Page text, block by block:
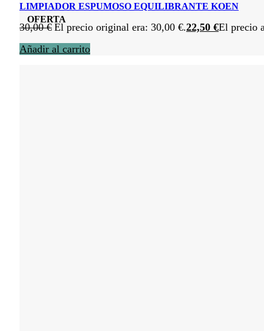
OFERTA
LIMPIADOR ESPUMOSO EQUILIBRANTE KOEN
30,00€ El precio original era: 30,00 €.22,50 €El precio
Añadir al carrito